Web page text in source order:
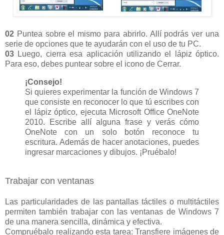
02 Puntea sobre el mismo para abrirlo. Allí podrás ver una
serie de opciones que te ayudarán con el uso de tu PC.
03 Luego, cierra esa aplicación utilizando el lápiz óptico.
Para eso, debes puntear sobre el icono de Cerrar.
¡Consejo!
Si quieres experimentar la función de Windows 7
que consiste en reconocer lo que tú escribes con
el lápiz óptico, ejecuta Microsoft Office OneNote
2010. Escribe allí alguna frase y verás cómo
OneNote con un solo botón reconoce tu
escritura. Además de hacer anotaciones, puedes
ingresar marcaciones y dibujos. ¡Pruébalo!
Trabajar con ventanas
Las particularidades de las pantallas táctiles o multitáctiles
permiten también trabajar con las ventanas de Windows 7
de una manera sencilla, dinámica y efectiva.
Compruébalo realizando esta tarea: Transfiere imágenes de